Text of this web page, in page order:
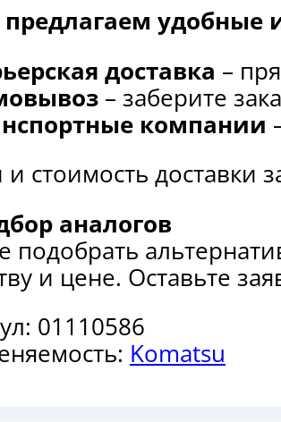
удобные
доставка –
– заберите
компании
и стоимость доставки
аналогов
подобрать
и цене. Оставьте
01110586
Komatsu